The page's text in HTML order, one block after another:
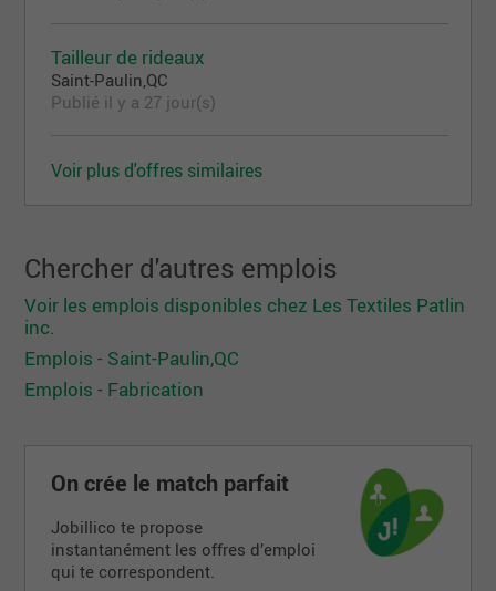
Tailleur de rideaux
Saint-Paulin,QC
Publié il y a 27 jour(s)
Voir plus d'offres similaires
Chercher d'autres emplois
Voir les emplois disponibles chez Les Textiles Patlin
inc.
Emplois - Saint-Paulin,QC
Emplois - Fabrication
On crée le match parfait
Jobillico te propose
instantanément les offres d’emploi
qui te correspondent.